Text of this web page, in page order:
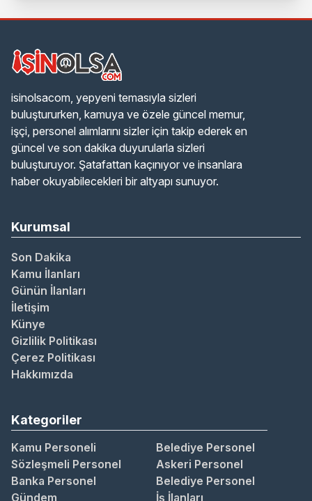
isinolsacom, yepyeni temasıyla sizleri
buluştururken, kamuya ve özele güncel memur,
işçi, personel alımlarını sizler için takip ederek en
güncel ve son dakika duyurularla sizleri
buluşturuyor. Şatafattan kaçınıyor ve insanlara
haber okuyabilecekleri bir altyapı sunuyor.
Kurumsal
Son Dakika
Kamu İlanları
Günün İlanları
İletişim
Künye
Gizlilik Politikası
Çerez Politikası
Hakkımızda
Kategoriler
Kamu Personeli
Belediye Personel
Sözleşmeli Personel
Askeri Personel
Banka Personel
Belediye Personel
Gündem
İş İlanları